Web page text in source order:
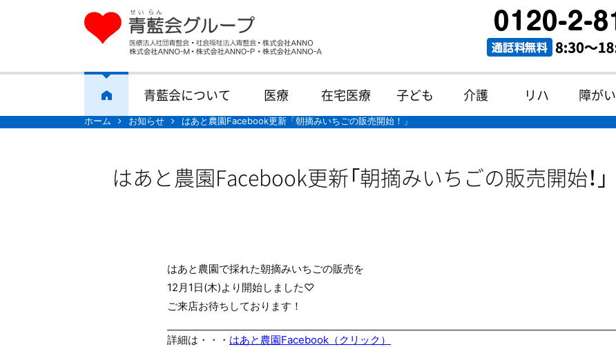
青藍会について 医療 在宅医療 子ども 介護 リハ 障がい
ホーム お知らせ はあと農園Facebook更新「朝摘みいちごの販売開始！」
はあと農園Facebook更新「朝摘みいちごの販売開始！」
はあと農園で採れた朝摘みいちごの販売を
12月1日(木)より開始しました♡
ご来店お待ちしております！
詳細は・・・ はあと農園Facebook（クリック）